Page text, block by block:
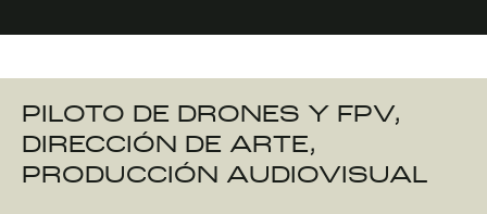
PILOTO DE DRONES Y FPV,
DIRECCIÓN DE ARTE,
PRODUCCIÓN AUDIOVISUAL